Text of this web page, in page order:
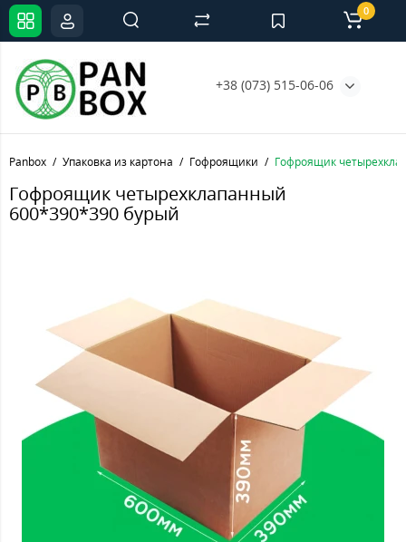
+38 (073) 515-06-06
0
Panbox Упаковка из картона Гофроящики Гофроящик
Гофроящик четырехклапанный
600*390*390 бурый